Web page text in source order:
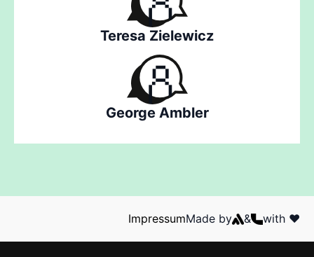
Teresa Zielewicz
George Ambler
ImpressumMade by & with ❤️